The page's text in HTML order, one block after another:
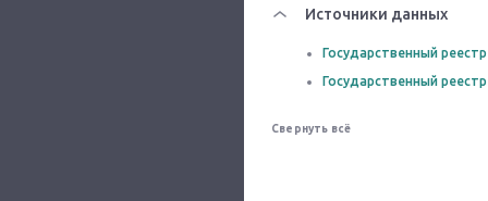
Источники данных
Государственный
Государственный
Свернуть всё